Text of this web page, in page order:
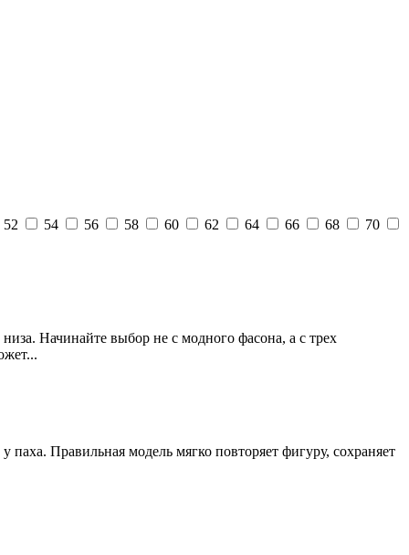
52 54 56 58 60 62 64 66 68 70
Начинайте выбор не с модного фасона, а с трех
Правильная модель мягко повторяет фигуру, сохраняет